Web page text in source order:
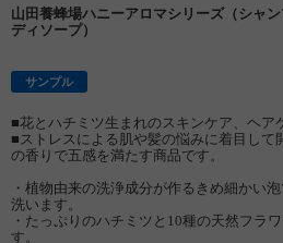
山田養蜂場ハニーアロマシリーズ（シャ
ディソープ）
サンプル
■花とハチミツ生まれのスキンケア、ヘア
■ストレスによる肌や髪の悩みに着目して
の香りで五感を満たす商品です。
・植物由来の洗浄成分が作るきめ細かい
洗います。
・たっぷりのハチミツと10種の天然フラ
す。